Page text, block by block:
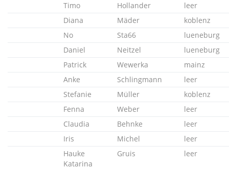
Timo
Hollander
leer
Diana
Mäder
koblenz
No
Sta66
lueneburg
Daniel
Neitzel
lueneburg
Patrick
Wewerka
mainz
Anke
Schlingmann
leer
Stefanie
Müller
koblenz
Fenna
Weber
leer
Claudia
Behnke
leer
Iris
Michel
leer
Hauke
Katarina
Gruis leer